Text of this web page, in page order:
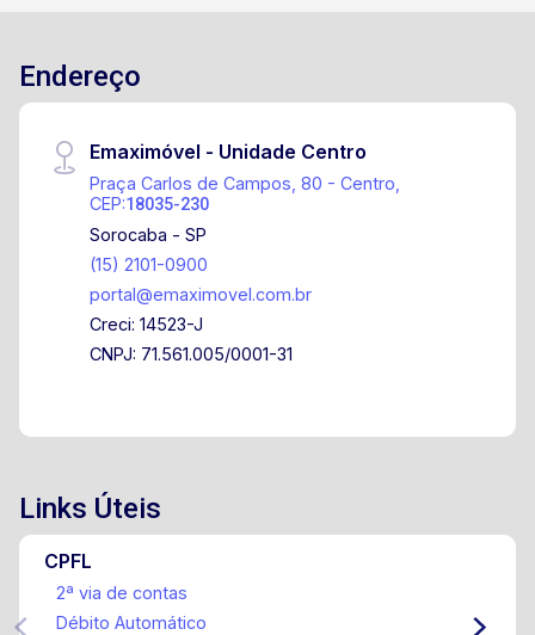
de encanamento para água quente com boiler. O
quintal é amplo e conta com espaço para a
oferece uma infraestrutura completa de lazer e
segurança, com área kids, salão de festas, sala
de jogos, piscina, lago para pesca, quadras
esportivas e portaria 24 horas, proporcionando
uma excelente qualidade de vida para toda a
família.
Endereço
Emaximóvel - Unidade Centro
Praça Carlos de Campos, 80 - Centro,
CEP:18035-230
Sorocaba - SP
(15) 2101-0900
portal@emaximovel.com.br
Creci: 14523-J
CNPJ: 71.561.005/0001-31
Links Úteis
CPFL
2ª via de contas
Débito Automático